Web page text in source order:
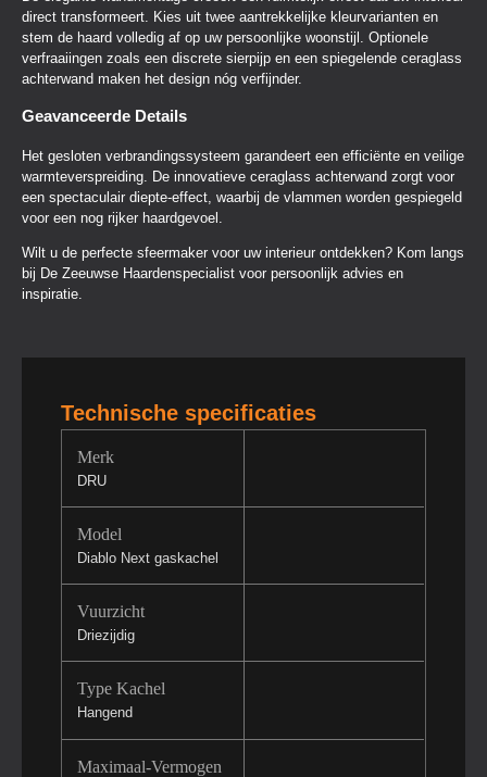
direct transformeert. Kies uit twee aantrekkelijke kleurvarianten en
stem de haard volledig af op uw persoonlijke woonstijl. Optionele
verfraaiingen zoals een discrete sierpijp en een spiegelende ceraglass
achterwand maken het design nóg verfijnder.
Geavanceerde Details
Het gesloten verbrandingssysteem garandeert een efficiënte en veilige
warmteverspreiding. De innovatieve ceraglass achterwand zorgt voor
een spectaculair diepte-effect, waarbij de vlammen worden gespiegeld
voor een nog rijker haardgevoel.
Wilt u de perfecte sfeermaker voor uw interieur ontdekken? Kom langs
bij De Zeeuwse Haardenspecialist voor persoonlijk advies en
inspiratie.
Technische specificaties
Merk
DRU
Model
Diablo Next gaskachel
Vuurzicht
Driezijdig
Type Kachel
Hangend
Maximaal-Vermogen